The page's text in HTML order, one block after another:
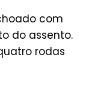
com
do assento.
rodas